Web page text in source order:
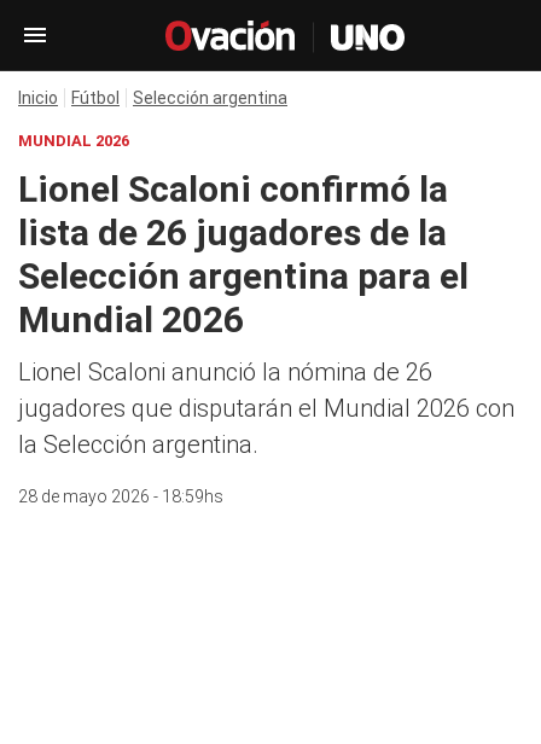
Inicio Fútbol Selección argentina
MUNDIAL 2026
Lionel Scaloni confirmó la
lista de 26 jugadores de la
Selección argentina para el
Mundial 2026
Lionel Scaloni anunció la nómina de 26
jugadores que disputarán el Mundial 2026 con
la Selección argentina.
28 de mayo 2026 - 18:59hs